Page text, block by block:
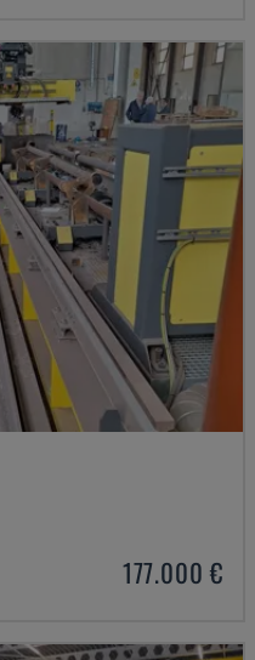
177.000 €